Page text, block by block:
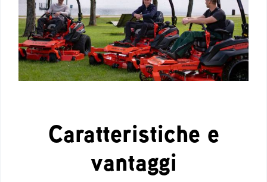
Caratteristiche e
vantaggi